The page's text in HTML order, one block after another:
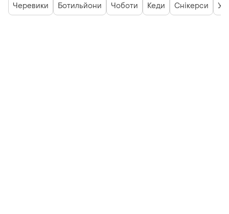
Черевики Ботильйони Чоботи Кеди Снікерси